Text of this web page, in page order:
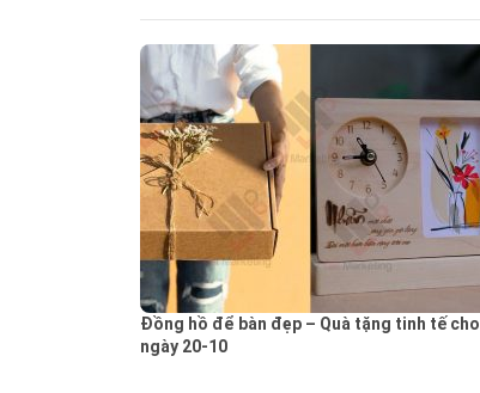
Đồng hồ để bàn đẹp – Quà tặng tinh tế cho
ngày 20-10